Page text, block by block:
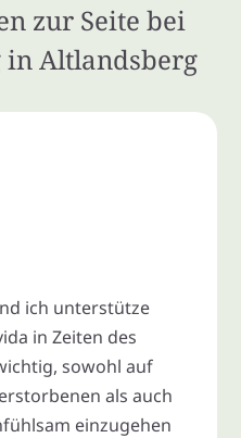
zur Seite bei
in Altlandsberg
ich unterstütze
in Zeiten des
sowohl auf
als auch
einzugehen